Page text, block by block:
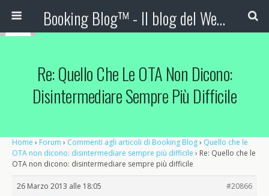
Booking Blog™ - Il blog del Web Marketing Turistico
Re: Quello Che Le OTA Non Dicono:
Disintermediare Sempre Più Difficile
Home › Forum › Commenti agli articoli di Booking Blog› Quello che le
OTA non dicono: disintermediare sempre più difficile › Re: Quello che le
OTA non dicono: disintermediare sempre più difficile
26 Marzo 2013 alle 18:05
#20866